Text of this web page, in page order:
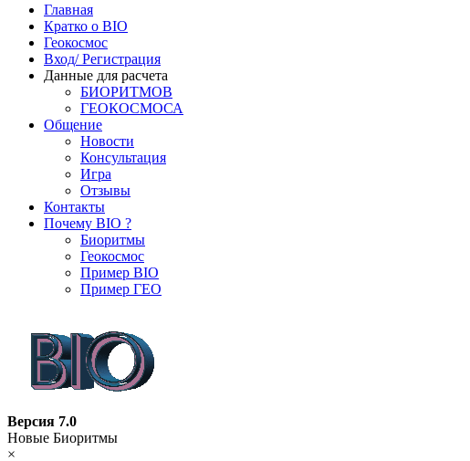
Главная
Кратко о BIO
Геокосмос
Вход/ Регистрация
Данные для расчета
БИОРИТМОВ
ГЕОКОСМОСА
Общение
Новости
Консультация
Игра
Отзывы
Контакты
Почему BIO ?
Биоритмы
Геокосмос
Пример BIO
Пример ГЕО
Версия 7.0
Новые Биоритмы
×